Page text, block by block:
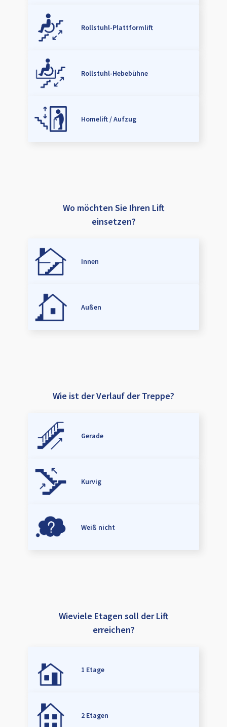
Rollstuhl-Plattformlift
Rollstuhl-Hebebühne
Homelift / Aufzug
Wo möchten Sie Ihren Lift
einsetzen?
Innen
Außen
Wie ist der Verlauf der Treppe?
Gerade
Kurvig
Weiß nicht
Wieviele Etagen soll der Lift
erreichen?
1 Etage
2 Etagen